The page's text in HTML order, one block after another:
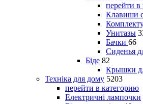
перейти в
Клавиши
Унитазы
Бачки 66
Сиденья
Біде 82
Крышки
Техніка для дому 5203
перейти в категорию
Електричні лампочки